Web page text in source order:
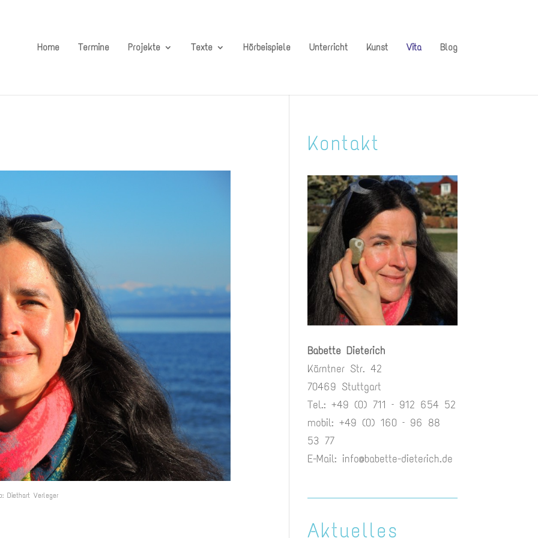
Home Termine Projekte Texte Hörbeispiele Unterricht Kunst Vita Blog
Diethart Verleger
Kontakt
Babette Dieterich
Kärntner Str. 42
70469 Stuttgart
Tel.: +49 (0) 711 – 912 654 52
mobil: +49 (0) 160 – 96 88
53 77
E-Mail:info@babette-dieterich.de
Aktuelles